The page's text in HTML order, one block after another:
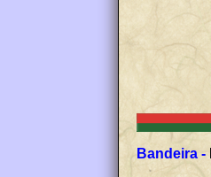
Bandeira -